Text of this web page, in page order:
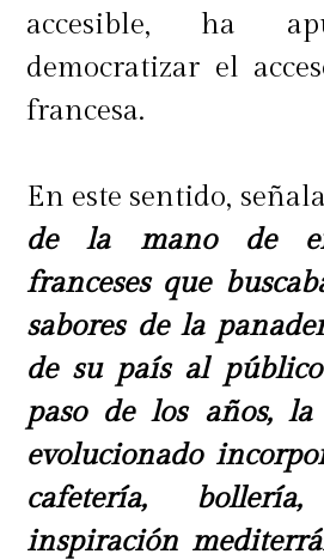
accesible, ha
democratizar el
francesa.
En este sentido,
de la mano de
franceses que
sabores de la
de su país al
paso de los años, la
evolucionado
cafetería,
inspiración